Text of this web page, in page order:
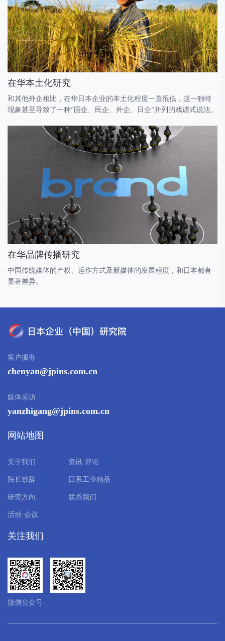
在华本土化研究
和其他外企相比，在华日本企业的本土化程度一直很低，这一独特
现象甚至导致了一种“国企、民企、外企、日企”并列的戏谑式说法。
在华品牌传播研究
中国传统媒体的产权、运作方式及新媒体的发展程度，和日本都有
显著差异。
客户服务
chenyan@jpins.com.cn
媒体采访
yanzhigang@jpins.com.cn
网站地图
关于我们
院长致辞
研究方向
活动·会议
资讯·评论
日系工业精品
联系我们
关注我们
微信公众号